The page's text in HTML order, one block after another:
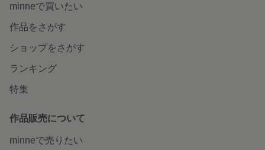
minneで買いたい
作品をさがす
ショップをさがす
ランキング
特集
作品販売について
minneで売りたい